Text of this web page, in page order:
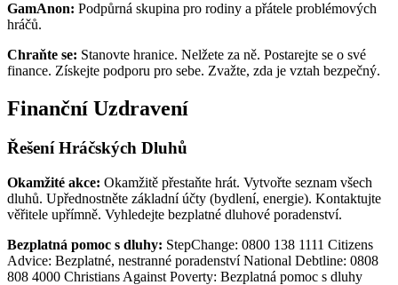
GamAnon: Podpůrná skupina pro rodiny a přátele problémových
hráčů.
Chraňte se: Stanovte hranice. Nelžete za ně. Postarejte se o své
finance. Získejte podporu pro sebe. Zvažte, zda je vztah bezpečný.
Finanční Uzdravení
Řešení Hráčských Dluhů
Okamžité akce: Okamžitě přestaňte hrát. Vytvořte seznam všech
dluhů. Upřednostněte základní účty (bydlení, energie). Kontaktujte
věřitele upřímně. Vyhledejte bezplatné dluhové poradenství.
Bezplatná pomoc s dluhy: StepChange: 0800 138 1111 Citizens
Advice: Bezplatné, nestranné poradenství National Debtline: 0808
808 4000 Christians Against Poverty: Bezplatná pomoc s dluhy